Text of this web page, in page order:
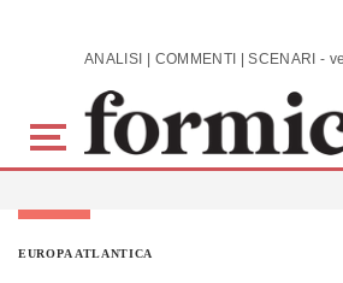
Skip to main content
EUROPA ATLANTICA